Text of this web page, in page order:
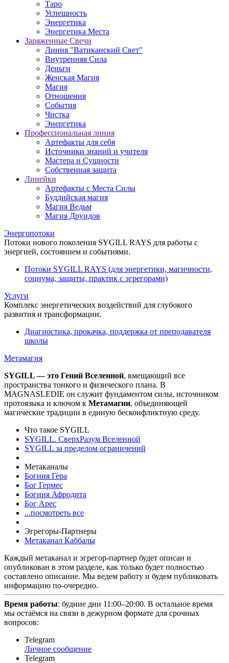
Таро
Успешность
Энергетика
Энергетика Места
Заряженные Свечи
Линия "Ватиканский Свет"
Внутренняя Сила
Деньги
Женская Магия
Магия
Отношения
События
Чистка
Энергетика
Профессиональная линия
Артефакты для себя
Источники знаний и учителя
Мастера и Сущности
Собственная защита
Линейки
Артефакты с Места Силы
Буддийская магия
Магия Ведьм
Магия Друидов
Энергопотоки
Потоки нового поколения SYGILL RAYS для работы с
энергией, состоянием и событиями.
Потоки SYGILL RAYS (для энергетики, магичности,
социума, защиты, практик с эгрегорами)
Услуги
Комплекс энергетических воздействий для глубокого
развития и трансформации.
Диагностика, прокачка, поддержка от преподавателя
школы
Метамагия
SYGILL — это Гений Вселенной, вмещающий все
пространства тонкого и физического плана. В
MAGNASLEDIE он служит фундаментом силы, источником
протоязыка и ключом к Метамагии, объединяющей
магические традиции в единую бесконфликтную среду.
Что такое SYGILL
SYGILL. СверхРазум Вселенной
SYGILL за пределом ограничений
Метаканалы
Богиня Гера
Бог Гермес
Богиня Афродита
Бог Арес
...посмотреть все
Эгрегоры-Партнеры
Метаканал Каббалы
Каждый метаканал и эгрегор-партнер будет описан и
опубликован в этом разделе, как только будет полностью
составлено описание. Мы ведем работу и будем публиковать
информацию по-очередно.
Время работы: будние дни 11:00–20:00. В остальное время
мы остаёмся на связи в дежурном формате для срочных
вопросов:
Telegram
Личное сообщение
Telegram